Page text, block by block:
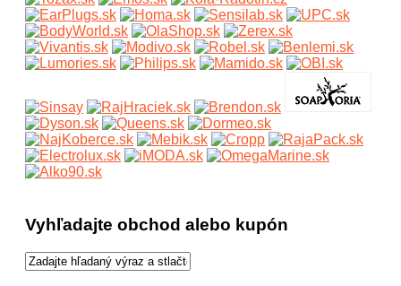
Vyhľadajte obchod alebo kupón